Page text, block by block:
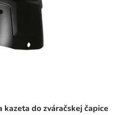
kazeta do zváračskej čapice